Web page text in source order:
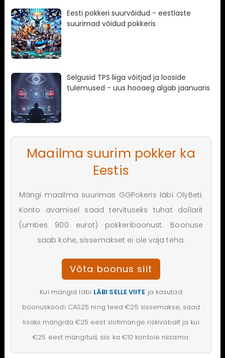
Eesti pokkeri suurvõidud - eestlaste
suurimad võidud pokkeris
Selgusid TPS liiga võitjad ja looside
tulemused - uus hooaeg algab jaanuaris
Maailma suurim pokker ka
Eestis
Mängi maailma suurimas GGPokeris läbi OlyBeti.
Konto avamisel saad tervituseks tuhat dollarit
(umbes 900 eurot) pokkeriboonust. Boonuse
saab kohe, sissemakset ei ole vaja teha.
Võta boonus siit
Kui mängid läbi LÄBI SELLE VIITE ja kasutad
boonuskoodi CAS25 ning teed €25 sissemakse, saad
lisaks mängida €25 eest slotimänge riskivabalt ja kui
€25 eest mängitud, siis ka €10 kontole niisama.